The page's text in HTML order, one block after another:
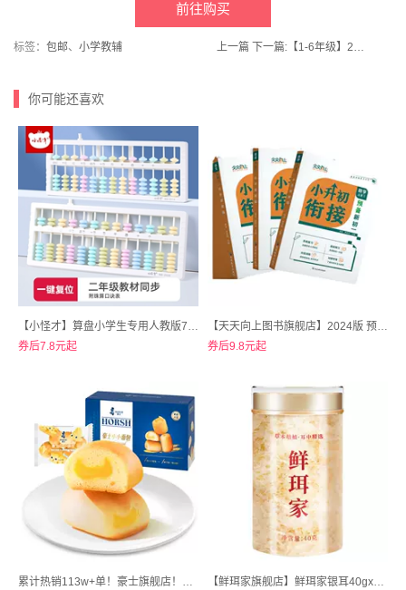
前往购买
标签： 包邮、 小学教辅 上一篇 下一篇: 【1-6年级】2024春实验班学霸笔记小学随堂同步教材
你可能还喜欢
【小怪才】算盘小学生专用人教版7珠13档计数器教材同步苏教版5珠
券后7.8元起
【天天向上图书旗舰店】2024版 预备新初一小升初衔接七年级语文数学英语
券后9.8元起
累计热销113w+单！豪士旗舰店！【超值380g约60个】豪士小小面包 【鲜珥家旗舰店】鲜珥家银耳40gx1罐+银耳伴侣10包